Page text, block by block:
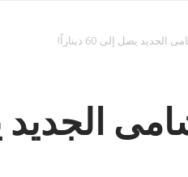
يصل إلى 60 ديناراً!
يصل